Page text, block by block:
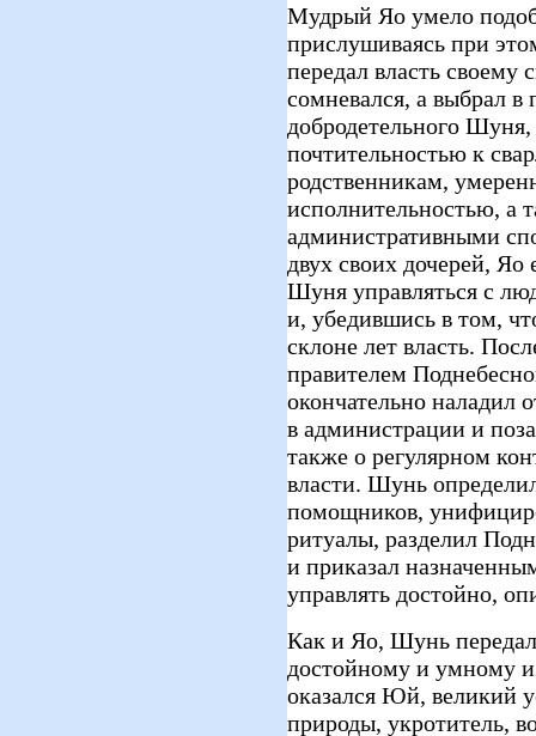
Мудрый Яо умело
прислушиваясь при
передал власть своему
сомневался, а выбрал
добродетельного Шуня,
почтительностью к
родственникам,
исполнительностью, а
административными
двух своих дочерей, Яо
Шуня управляться с
и, убедившись в том,
склоне лет власть.
правителем
окончательно наладил
в администрации и
также о регулярном
власти. Шунь
помощников,
ритуалы, разделил
и приказал
управлять достойно,
Как и Яо, Шунь передал
достойному и умному
оказался Юй, великий
природы, укротитель,